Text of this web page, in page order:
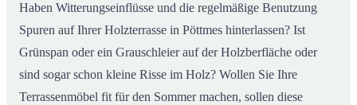
Haben Witterungseinflüsse und die regelmäßige Benutzung
Spuren auf Ihrer Holzterrasse in Pöttmes hinterlassen? Ist
Grünspan oder ein Grauschleier auf der Holzberfläche oder
sind sogar schon kleine Risse im Holz? Wollen Sie Ihre
Terrassenmöbel fit für den Sommer machen, sollen diese